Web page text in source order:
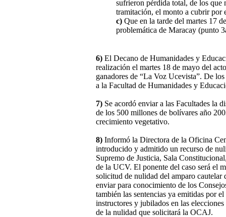
sufrieron pérdida total, de los que
tramitación, el monto a cubrir por
c) Que en la tarde del martes 17
problemática de Maracay (punto
6) El Decano de Humanidades y
realización el martes 18 de mayo del
ganadores de “La Voz Ucevista”. De
a la Facultad de Humanidades y
7) Se acordó enviar a las Facultades la
de los 500 millones de bolívares año
crecimiento vegetativo.
8) Informó la Directora de la Oficina
introducido y admitido un recurso de
Supremo de Justicia, Sala
de la UCV. El ponente del caso será el
solicitud de nulidad del amparo
enviar para conocimiento de los
también las sentencias ya emitidas por
instructores y jubilados en las
de la nulidad que solicitará la OCAJ.